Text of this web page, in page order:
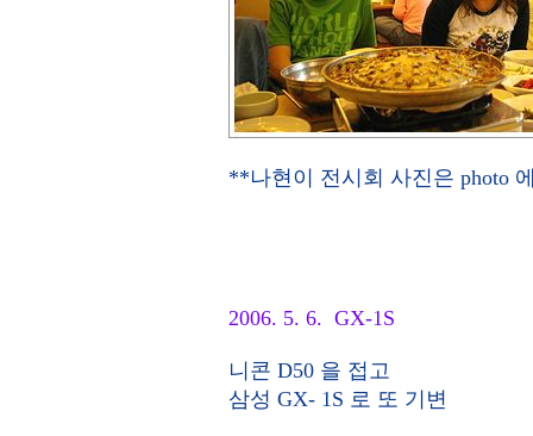
**나현이 전시회 사진은 photo
2006. 5. 6. GX-1S
니콘 D50 을 접고
삼성 GX- 1S 로 또 기변